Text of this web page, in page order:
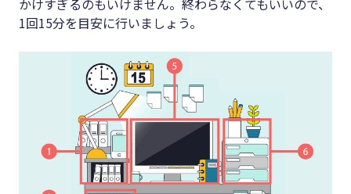
かけすぎるのもいけません。終わらなくてもいいので、
1回15分を目安に行いましょう。